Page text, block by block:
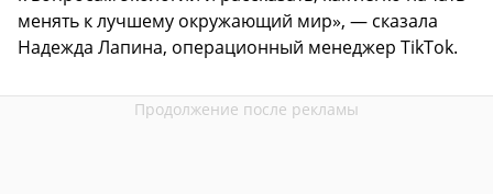
менять к лучшему окружающий мир», — сказала
Надежда Лапина, операционный менеджер TikTok.